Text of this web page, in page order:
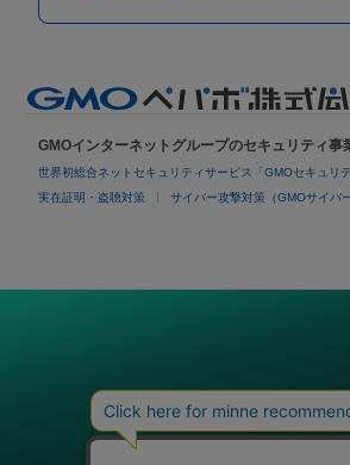
GMOインターネットグループのセキュリティ事
世界初総合ネットセキュリティサービス「GMOセキュリテ
実在証明・盗聴対策 サイバー攻撃対策（GMOサイバ